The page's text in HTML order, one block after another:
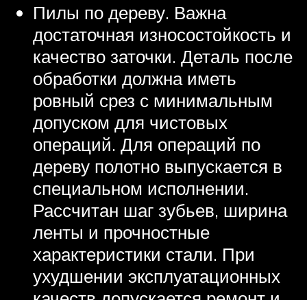
Пилы по дереву. Важна
достаточная износостойкость и
качество заточки. Деталь после
обработки должна иметь
ровный срез с минимальным
допуском для чистовых
операций. Для операций по
дереву полотно выпускается в
специальном исполнении.
Рассчитан шаг зубьев, ширина
ленты и прочностные
характеристики стали. При
ухудшении эксплуатационных